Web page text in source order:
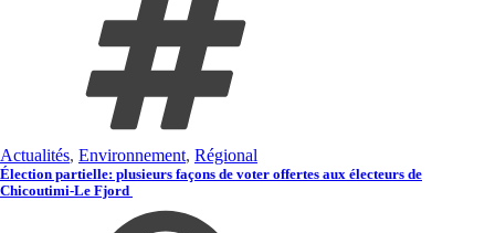
Actualités, Environnement, Régional
Élection partielle: plusieurs façons de voter offertes aux électeurs de
Chicoutimi-Le Fjord